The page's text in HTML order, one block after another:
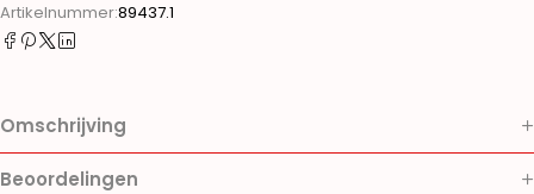
Artikelnummer:89437.1
Omschrijving
Beoordelingen